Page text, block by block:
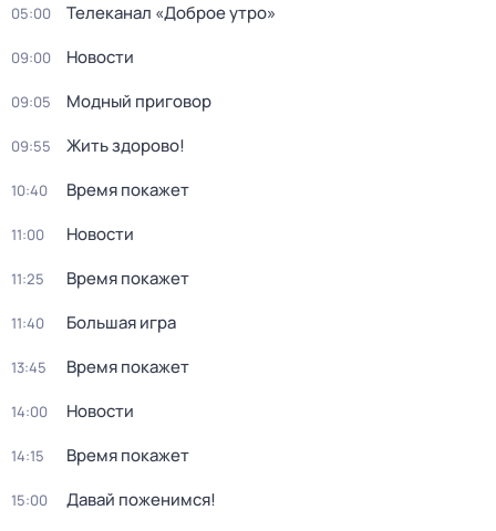
05:00 Телеканал «Доброе утро»
09:00 Новости
09:05 Модный приговор
09:55 Жить здорово!
10:40 Время покажет
11:00 Новости
11:25 Время покажет
11:40 Большая игра
13:45 Время покажет
14:00 Новости
14:15 Время покажет
15:00 Давай поженимся!